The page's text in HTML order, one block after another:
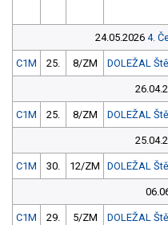
24.05.2026 4.
C1M 25. 8/ZM DOLEŽAL
C1M 25. 8/ZM DOLEŽAL
C1M 30. 12/ZM DOLEŽAL
C1M 29. 5/ZM DOLEŽAL